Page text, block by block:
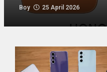
Boy 25 April 2026